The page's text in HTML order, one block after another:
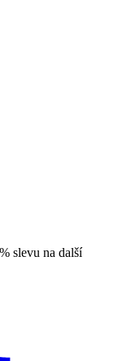
slevu na další